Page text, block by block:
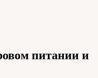
питании и